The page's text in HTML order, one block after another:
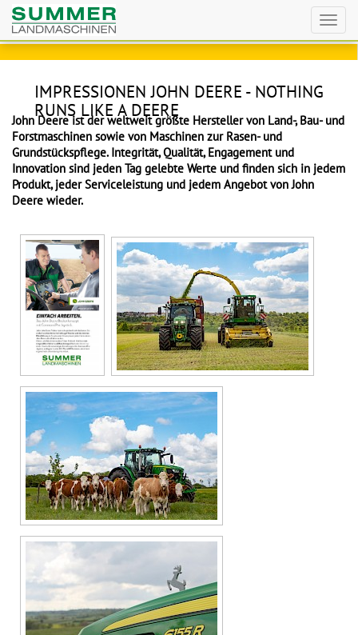
IMPRESSIONEN JOHN DEERE - NOTHING
RUNS LIKE A DEERE
John Deere ist der weltweit größte Hersteller von Land-, Bau- und
Forstmaschinen sowie von Maschinen zur Rasen- und
Grundstückspflege. Integrität, Qualität, Engagement und
Innovation sind jeden Tag gelebte Werte und finden sich in jedem
Produkt, jeder Serviceleistung und jedem Angebot von John
Deere wieder.